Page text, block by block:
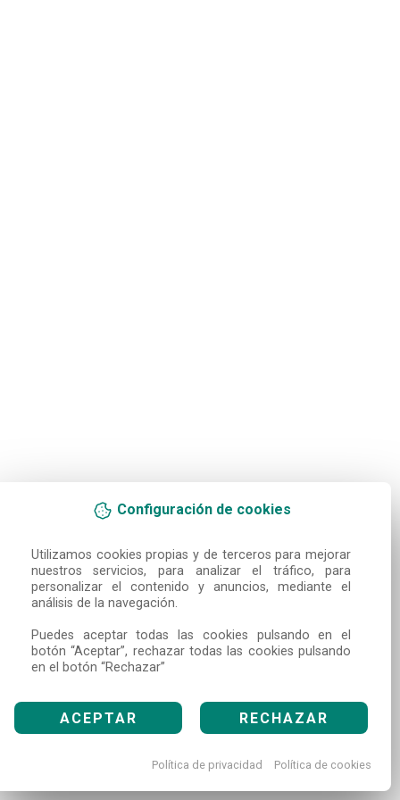
Configuración de cookies
Utilizamos cookies propias y de terceros para mejorar
nuestros servicios, para analizar el tráfico, para
personalizar el contenido y anuncios, mediante el
análisis de la navegación.
Puedes aceptar todas las cookies pulsando en el
botón “Aceptar”, rechazar todas las cookies pulsando
en el botón “Rechazar”
ACEPTAR RECHAZAR
Política de privacidad Política de cookies